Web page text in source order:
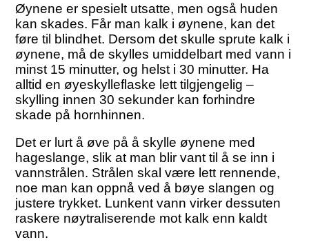
Øynene er spesielt utsatte, men også huden
kan skades. Får man kalk i øynene, kan det
føre til blindhet. Dersom det skulle sprute kalk i
øynene, må de skylles umiddelbart med vann i
minst 15 minutter, og helst i 30 minutter. Ha
alltid en øyeskylleflaske lett tilgjengelig –
skylling innen 30 sekunder kan forhindre
skade på hornhinnen.
Det er lurt å øve på å skylle øynene med
hageslange, slik at man blir vant til å se inn i
vannstrålen. Strålen skal være lett rennende,
noe man kan oppnå ved å bøye slangen og
justere trykket. Lunkent vann virker dessuten
raskere nøytraliserende mot kalk enn kaldt
vann.